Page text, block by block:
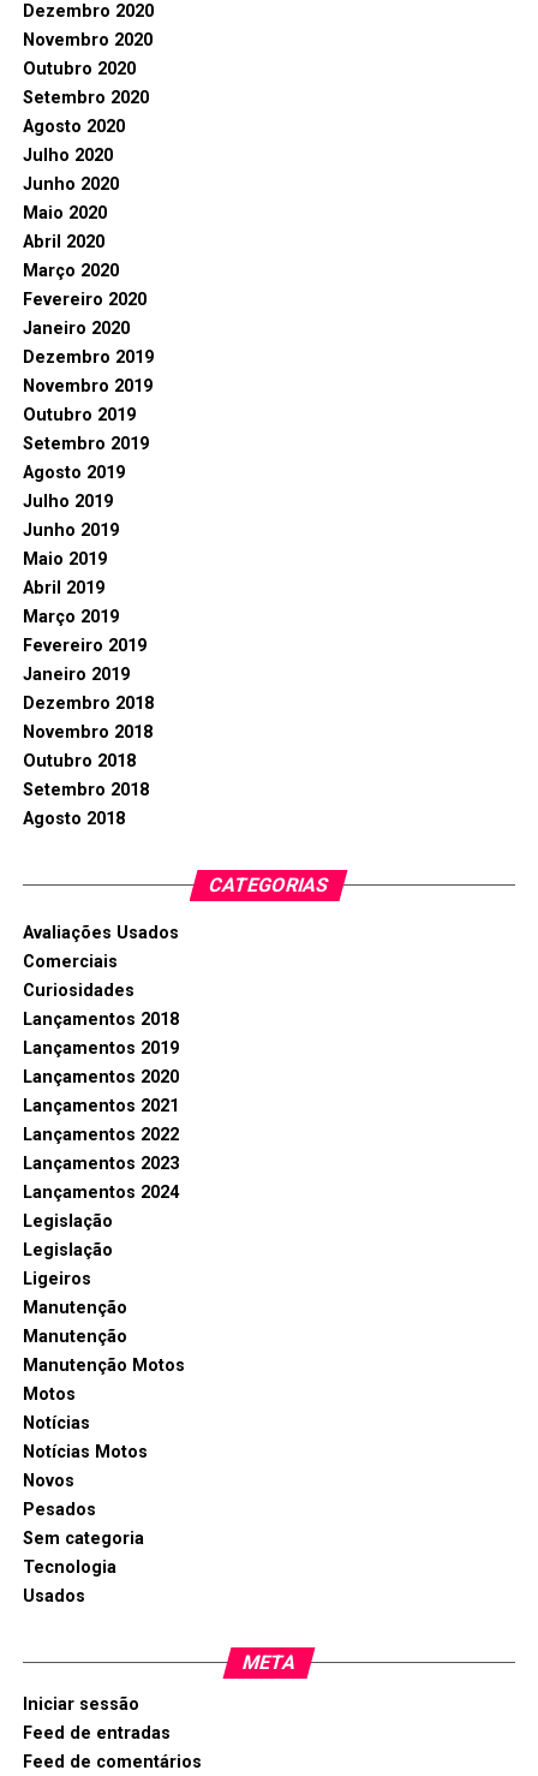
Dezembro 2020
Novembro 2020
Outubro 2020
Setembro 2020
Agosto 2020
Julho 2020
Junho 2020
Maio 2020
Abril 2020
Março 2020
Fevereiro 2020
Janeiro 2020
Dezembro 2019
Novembro 2019
Outubro 2019
Setembro 2019
Agosto 2019
Julho 2019
Junho 2019
Maio 2019
Abril 2019
Março 2019
Fevereiro 2019
Janeiro 2019
Dezembro 2018
Novembro 2018
Outubro 2018
Setembro 2018
Agosto 2018
CATEGORIAS
Avaliações Usados
Comerciais
Curiosidades
Lançamentos 2018
Lançamentos 2019
Lançamentos 2020
Lançamentos 2021
Lançamentos 2022
Lançamentos 2023
Lançamentos 2024
Legislação
Legislação
Ligeiros
Manutenção
Manutenção
Manutenção Motos
Motos
Notícias
Notícias Motos
Novos
Pesados
Sem categoria
Tecnologia
Usados
META
Iniciar sessão
Feed de entradas
Feed de comentários